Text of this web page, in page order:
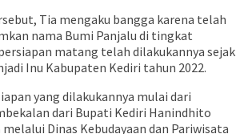
Tia mengaku bangga karena telah
nama Bumi Panjalu di tingkat
matang telah dilakukannya sejak
Inu Kabupaten Kediri tahun 2022.
yang dilakukannya mulai dari
dari Bupati Kediri Hanindhito
Dinas Kebudayaan dan Pariwisata